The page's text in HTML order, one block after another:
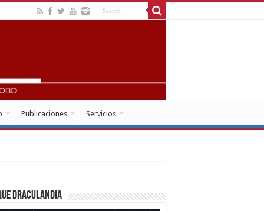
Publicaciones Servicios
Draculandia